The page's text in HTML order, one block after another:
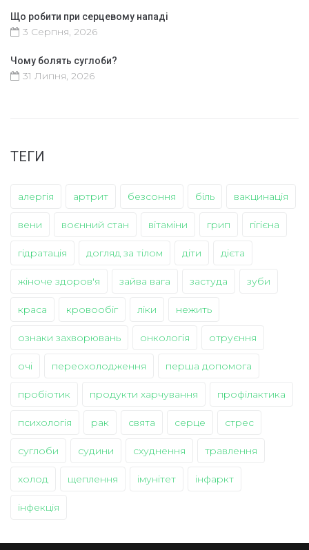
Що робити при серцевому нападі
3 Серпня, 2026
Чому болять суглоби?
31 Липня, 2026
ТЕГИ
алергія артрит безсоння біль вакцинація
вени воєнний стан вітаміни грип гігієна
гідратація догляд за тілом діти дієта
жіноче здоров'я зайва вага застуда зуби
краса кровообіг ліки нежить
ознаки захворювань онкологія отруєння
очі переохолодження перша допомога
пробіотик продукти харчування профілактика
психологія рак свята серце стрес
суглоби судини схуднення травлення
холод щеплення імунітет інфаркт
інфекція